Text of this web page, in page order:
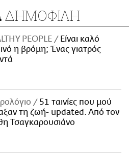
ΔΗΜΟΦΙΛΗ
PEOPLE
Είναι καλό
η βρόμη; Ένας γιατρός
51 ταινίες που μού
τη ζωή- updated. Aπό τον
Τσαγκαρουσιάνο